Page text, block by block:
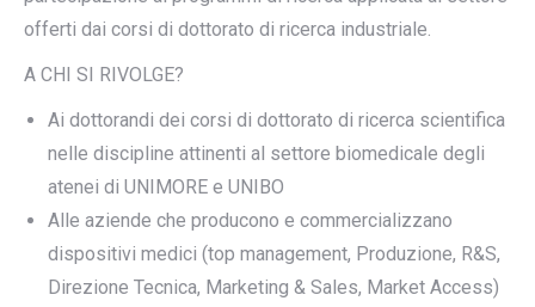
offerti dai corsi di dottorato di ricerca industriale.
A CHI SI RIVOLGE?
Ai dottorandi dei corsi di dottorato di ricerca scientifica
nelle discipline attinenti al settore biomedicale degli
atenei di UNIMORE e UNIBO
Alle aziende che producono e commercializzano
dispositivi medici (top management, Produzione, R&S,
Direzione Tecnica, Marketing & Sales, Market Access)